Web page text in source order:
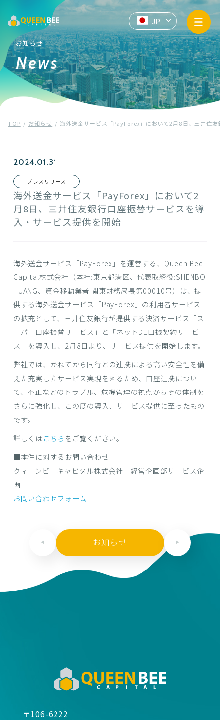
サービス情報
API提供
企業情報
お知らせ
プライバシーポリシー
Contact us
JP
EN
ZH
お知らせ
News
TOP お知らせ 海外送金サービス「PayForex」において2月8日、三井住
2024.01.31
プレスリリース
海外送金サービス「PayForex」において2
月8日、三井住友銀行口座振替サービスを導
入・サービス提供を開始
海外送金サービス「PayForex」を運営する、Queen Bee
Capital株式会社（本社:東京都港区、代表取締役:SHENBO
HUANG、資金移動業者:関東財務局⾧第00010号）は、提
供する海外送金サービス「PayForex」の利用者サービス
の拡充として、三井住友銀行が提供する決済サービス「ス
ーパー口座振替サービス」と「ネットDE口振契約サービ
ス」を導入し、2月8日より、サービス提供を開始します。
弊社では、かねてから同行との連携による高い安全性を備
えた充実したサービス実現を図るため、口座連携につい
て、不正などのトラブル、危機管理の視点からその体制を
さらに強化し、この度の導入、サービス提供に至ったもの
です。
詳しくはこちら をご覧ください。
■本件に対するお問い合わせ
クィーンビーキャピタル株式会社 経営企画部サービス企
画
お問い合わせフォーム
お知らせ
〒106-6222